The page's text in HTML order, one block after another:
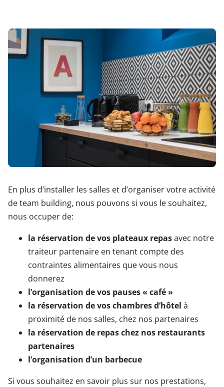
En plus d’installer les salles et d’organiser votre activité
de team building, nous pouvons si vous le souhaitez,
nous occuper de:
la réservation de vos plateaux repasavec notre
traiteur partenaire en tenant compte des
contraintes alimentaires que vous nous
donnerez
l’organisation de vos pauses « café »
la réservation de vos chambres d’hôtel à
proximité de nos salles, chez nos partenaires
la réservation de repas chez nos restaurants
partenaires
l’organisation d’un barbecue
Si vous souhaitez en savoir plus sur nos prestations,